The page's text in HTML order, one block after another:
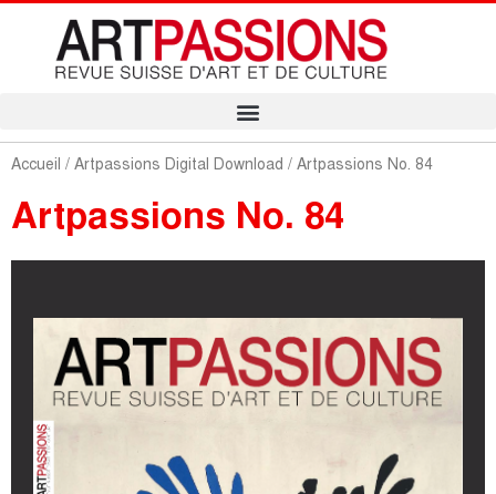
Accueil / Artpassions Digital Download / Artpassions No. 84
Artpassions No. 84